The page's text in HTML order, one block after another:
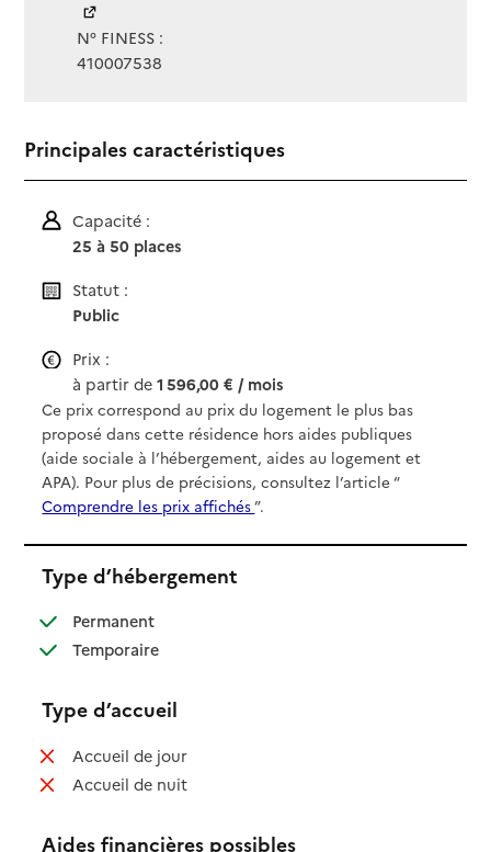
N° FINESS :
410007538
Principales caractéristiques
Capacité :
25 à 50 places
Statut :
Public
Prix :
à partir de1 596,00 € / mois
Ce prix correspond au prix du logement le plus bas
proposé dans cette résidence hors aides publiques
(aide sociale à l’hébergement, aides au logement et
APA). Pour plus de précisions, consultez l’article “
Comprendre les prix affichés”.
Type d’hébergement
Permanent: disponible
Temporaire: disponible
Type d’accueil
Accueil de jour: non disponible
Accueil de nuit: non disponible
Aides financières possibles